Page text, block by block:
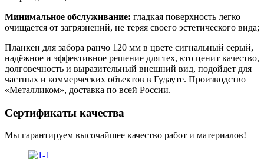
Минимальное обслуживание: гладкая поверхность легко
очищается от загрязнений, не теряя своего эстетического вида;
Планкен для забора ранчо 120 мм в цвете сигнальный серый,
надёжное и эффективное решение для тех, кто ценит качество,
долговечность и выразительный внешний вид, подойдет для
частных и коммерческих объектов в Гудауте. Производство
«Металликом», доставка по всей России.
Сертификаты качества
Мы гарантируем высочайшее качество работ и материалов!